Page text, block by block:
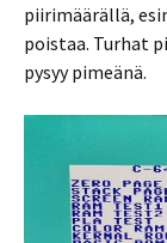
piirimäärällä,
poistaa. Turhat
pysyy pimeänä.